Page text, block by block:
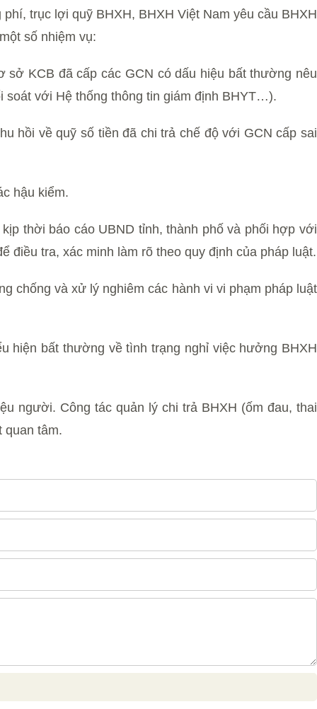
trục lợi quỹ BHXH, BHXH Việt Nam yêu cầu BHXH
số nhiệm vụ:
KCB đã cấp các GCN có dấu hiệu bất thường nêu
soát với Hệ thống thông tin giám định BHYT…).
hồi về quỹ số tiền đã chi trả chế độ với GCN cấp sai
hậu kiểm.
thời báo cáo UBND tỉnh, thành phố và phối hợp với
điều tra, xác minh làm rõ theo quy định của pháp luật.
chống và xử lý nghiêm các hành vi vi phạm pháp luật
hiện bất thường về tình trạng nghỉ việc hưởng BHXH
người. Công tác quản lý chi trả BHXH (ốm đau, thai
quan tâm.